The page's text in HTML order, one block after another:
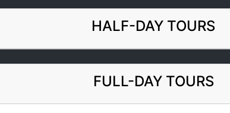
HALF-DAY TOURS
FULL-DAY TOURS